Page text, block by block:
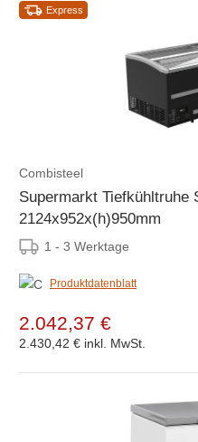
Express
Combisteel
Supermarkt Tiefkühltruhe
2124x952x(h)950mm
1 - 3 Werktage
Produktdatenblatt
2.042,37 €
2.430,42 € inkl. MwSt.